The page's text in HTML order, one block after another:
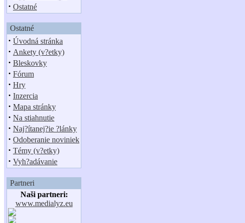
· Ostatné
Ostatné
· Úvodná stránka
· Ankety (v?etky)
· Bleskovky
· Fórum
· Hry
· Inzercia
· Mapa stránky
· Na stiahnutie
· Naj?ítanej?ie ?lánky
· Odoberanie noviniek
· Témy (v?etky)
· Vyh?adávanie
Partneri
Naši partneri:
www.medialyz.eu